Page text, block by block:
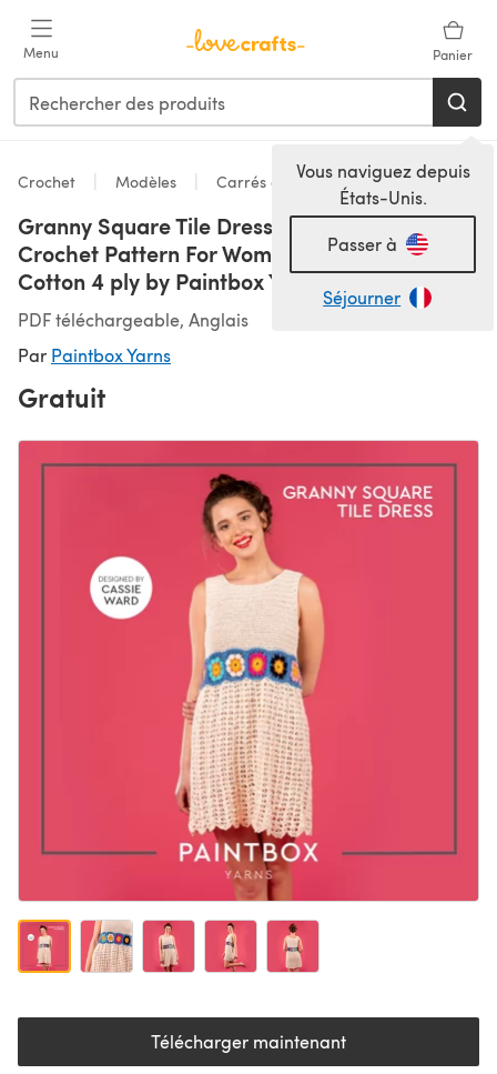
Menu Panier
Vous naviguez depuis
États-Unis.
Passer à
Séjourner
Crochet Modèles Carrés de grand-mère
Granny Square Tile Dress - Free Dress
Crochet Pattern For Women in Paintbox Yarns
Cotton 4 ply by Paintbox Yarns
PDF téléchargeable, Anglais
Par Paintbox Yarns
Gratuit
Télécharger maintenant(s'ouvre dans un nouvel